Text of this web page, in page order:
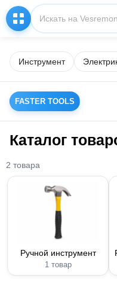
Инструмент
FASTER TOOLS
Каталог
2 товара
Ручной инструмент
1 товар